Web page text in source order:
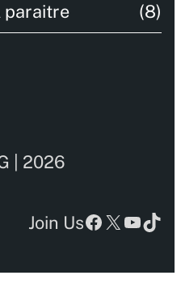
paraitre (8)
| 2026
Join UsFacebook
X